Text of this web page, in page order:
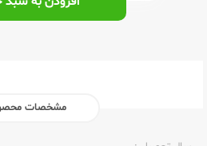
مشخصات